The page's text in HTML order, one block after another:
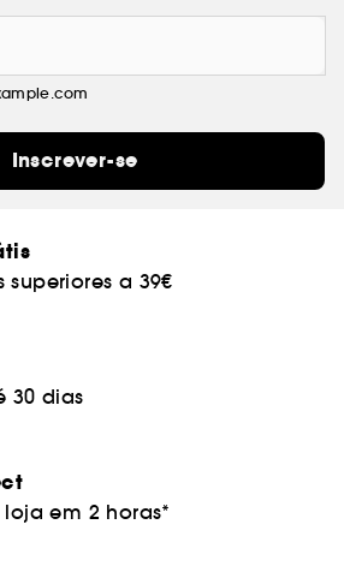
Inscrever-se
a 39€
30 dias
em 2 horas*